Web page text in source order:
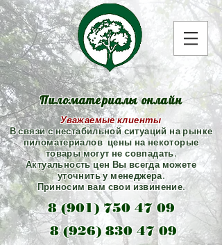
Пиломатериалы онлайн
Уважаемые клиенты
В связи с нестабильной ситуаций на рынке
пиломатериалов цены на некоторые
товары могут не совпадать.
Актуальность цен Вы всегда можете
уточнить у менеджера.
Приносим вам свои извинение.
8 (901) 750 47 09
8 (926) 830 47 09